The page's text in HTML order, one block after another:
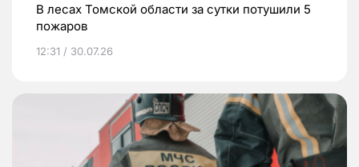
В лесах Томской области за сутки потушили 5
пожаров
12:31 / 30.07.26